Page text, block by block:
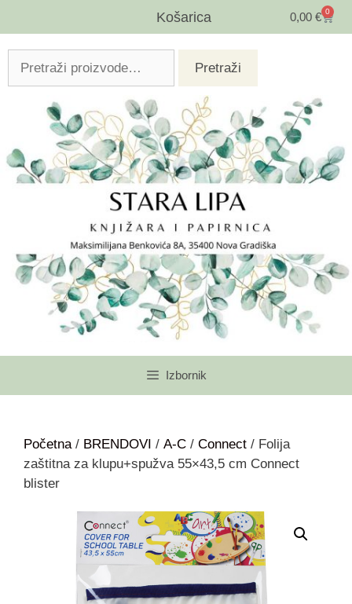
Košarica 0,00 € 0
Pretraži
Izbornik
Početna/ BRENDOVI / A-C / Connect / Folija
zaštitna za klupu+spužva 55×43,5 cm Connect
blister